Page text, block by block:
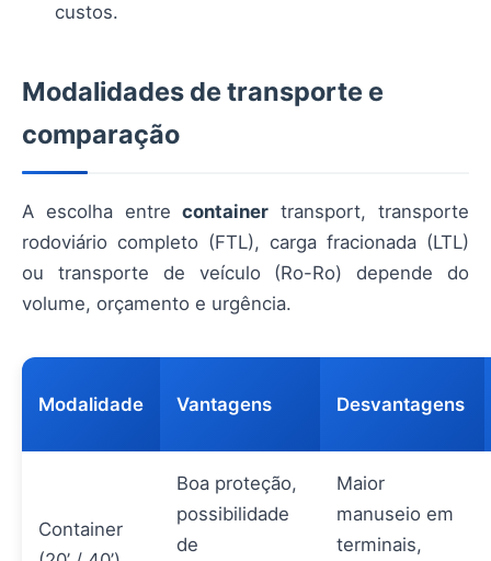
custos.
Modalidades de transporte e
comparação
A escolha entrecontainer transport, transporte
rodoviário completo (FTL), carga fracionada (LTL)
ou transporte de veículo (Ro-Ro) depende do
volume, orçamento e urgência.
Modalidade Vantagens Desvantagens
Container
Boa proteção,
possibilidade
de
Maior
manuseio em
terminais,